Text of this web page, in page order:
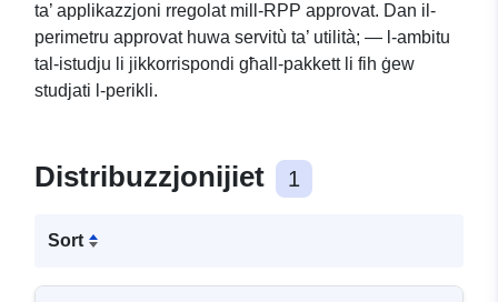
ta’ applikazzjoni rregolat mill-RPP approvat. Dan il-
perimetru approvat huwa servitù ta’ utilità; — l-ambitu
tal-istudju li jikkorrispondi għall-pakkett li fih ġew
studjati l-perikli.
Distribuzzjonijiet 1
Sort